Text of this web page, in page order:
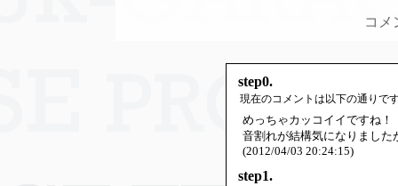
コメ
step0.
現在のコメントは以下の通りで
めっちゃカッコイイですね！
音割れが結構気になりました
(2012/04/03 20:24:15)
step1.